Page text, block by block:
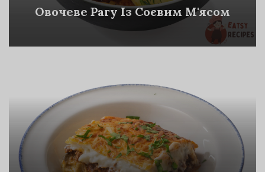
Овочеве Рагу Із Соєвим М'ясом